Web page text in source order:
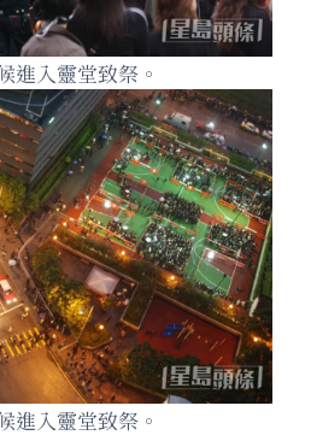
進入靈堂致祭。
進入靈堂致祭。